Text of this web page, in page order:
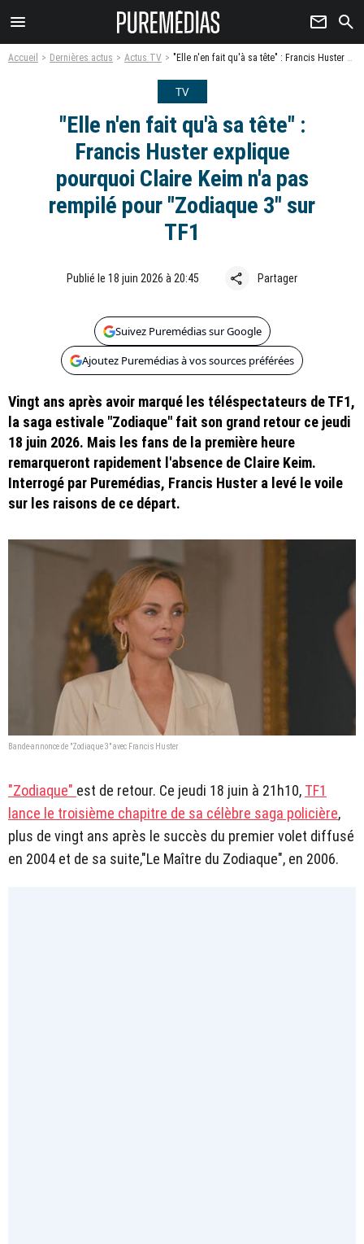
menu newsletter search
Accueil Dernières actus Actus TV "Elle n'en fait qu'à sa tête" : Francis Huster explique pourquoi Claire Keim n'a pas rempilé pour "Zodiaque 3" sur TF1
TV
"Elle n'en fait qu'à sa tête" :
Francis Huster explique
pourquoi Claire Keim n'a pas
rempilé pour "Zodiaque 3" sur
TF1
Publié le 18 juin 2026 à 20:45 share Partager
Suivez Puremédias sur Google
Ajoutez Puremédias à vos sources préférées
Vingt ans après avoir marqué les téléspectateurs de TF1,
la saga estivale "Zodiaque" fait son grand retour ce jeudi
18 juin 2026. Mais les fans de la première heure
remarqueront rapidement l'absence de Claire Keim.
Interrogé par Puremédias, Francis Huster a levé le voile
sur les raisons de ce départ.
Bande-annonce de "Zodiaque 3" avec Francis Huster
"Zodiaque" est de retour. Ce jeudi 18 juin à 21h10, TF1
lance le troisième chapitre de sa célèbre saga policière,
plus de vingt ans après le succès du premier volet diffusé
en 2004 et de sa suite,"Le Maître du Zodiaque", en 2006.